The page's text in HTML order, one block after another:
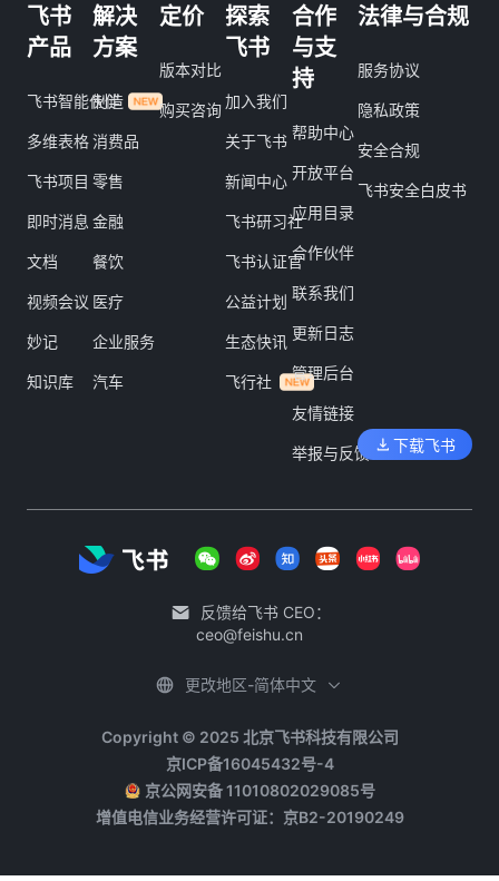
飞书
产品
飞书智能伙伴
多维表格
飞书项目
即时消息
文档
视频会议
妙记
知识库
解决
方案
制造
消费品
零售
金融
餐饮
医疗
企业服务
汽车
定价
版本对比
购买咨询
探索
飞书
加入我们
关于飞书
新闻中心
飞书研习社
飞书认证官
公益计划
生态快讯
飞行社
合作
与支
持
帮助中心
开放平台
应用目录
合作伙伴
联系我们
更新日志
管理后台
友情链接
举报与反馈
法律与合规
服务协议
隐私政策
安全合规
飞书安全白皮书
下载飞书
反馈给飞书 CEO：
ceo@feishu.cn
Copyright © 2025 北京飞书科技有限公司
京ICP备16045432号-4
京公网安备 11010802029085号
增值电信业务经营许可证：京B2-20190249
更改地区-简体中文